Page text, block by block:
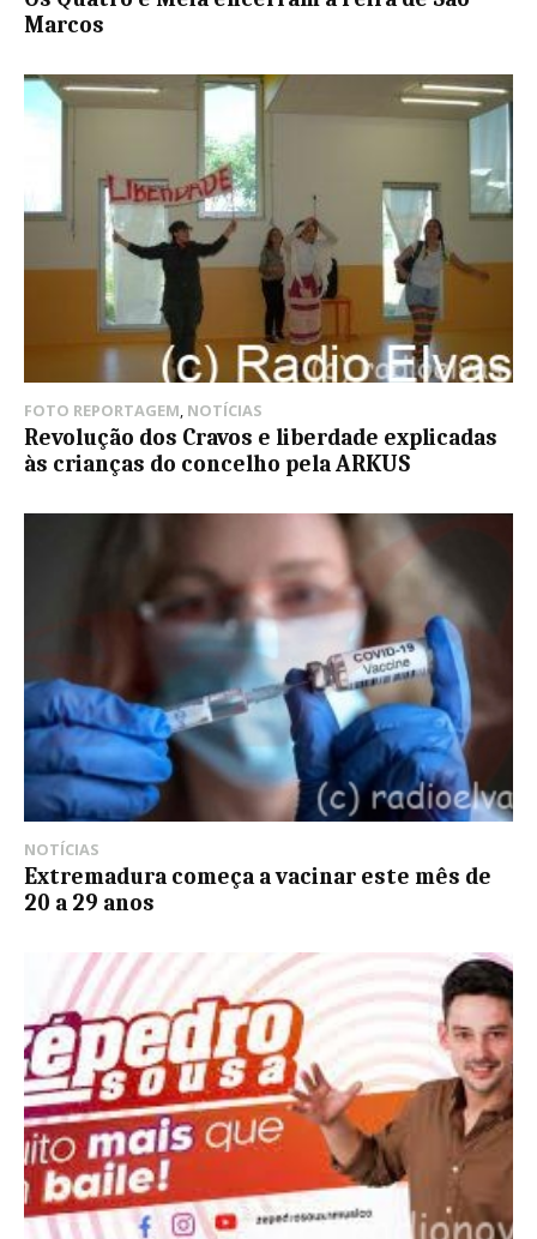
Marcos
FOTO REPORTAGEM, NOTÍCIAS
Revolução dos Cravos e liberdade explicadas
às crianças do concelho pela ARKUS
NOTÍCIAS
Extremadura começa a vacinar este mês de
20 a 29 anos